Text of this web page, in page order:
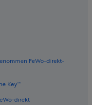
FeWo-direkt-
Key™
direkt